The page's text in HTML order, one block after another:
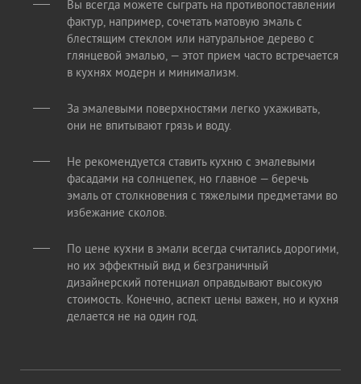
Вы всегда можете сыграть на противопоставлении
фактур, например, сочетать матовую эмаль с
блестящим стеклом или натуральное дерево с
глянцевой эмалью, — этот прием часто встречается
в кухнях модерн и минимализм.
За эмалевыми поверхностями легко ухаживать,
они не впитывают грязь и воду.
Не рекомендуется ставить кухню с эмалевыми
фасадами на солнцепек, но главное — беречь
эмаль от столкновения с тяжелыми предметами во
избежание сколов.
По цене кухни в эмали всегда считались дорогими,
но их эффектный вид и безграничный
дизайнерский потенциал оправдывают высокую
стоимость. Конечно, аспект цены важен, но и кухня
делается не на один год.